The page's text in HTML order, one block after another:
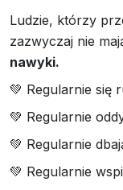
Ludzie, którzy
zazwyczaj nie
nawyki.
💚 Regularnie się
💚 Regularnie
💚 Regularnie
💚 Regularnie